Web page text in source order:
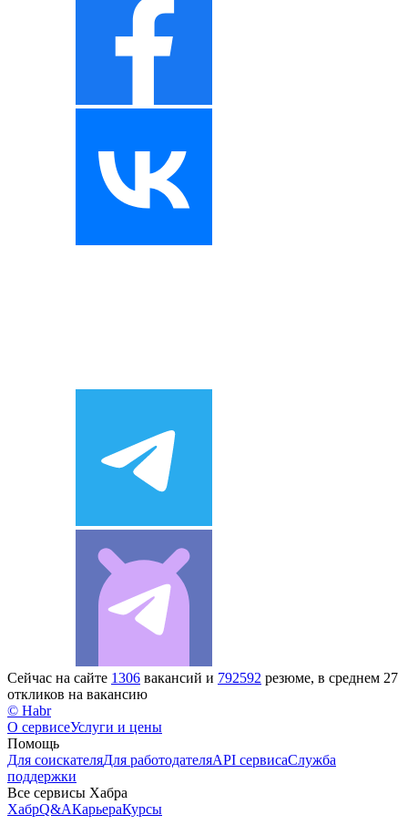
Сейчас на сайте 1306 вакансий и 792592 резюме, в среднем 27
откликов на вакансию
© Habr
О сервисеУслуги и цены
Помощь
Для соискателяДля работодателяAPI сервисаСлужба
поддержки
Все сервисы Хабра
ХабрQ&AКарьераКурсы